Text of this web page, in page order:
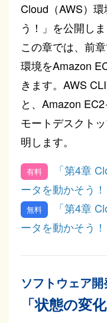
Cloud（AWS）
う！」を公開しま
この章では、前
環境をAmazon
きます。AWS
と、Amazon
モートデスクト
明します。
「第4章
ータを動かそう！
「第4章
ータを動かそう！
ソフトウェア
「状態の変